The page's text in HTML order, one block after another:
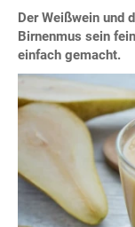
Der Weißwein und
Birnenmus sein
einfach gemacht.